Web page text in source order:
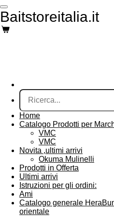
Vai
al
contenuto
principale
Baitstoreitalia.it
Home
Catalogo Prodotti per
VMC
VMC
Novita ,ultimi arrivi
Okuma Mulinelli
Prodotti in Offerta
Ultimi arrivi
Istruzioni per gli ordini:
Ami
Catalogo generale
orientale